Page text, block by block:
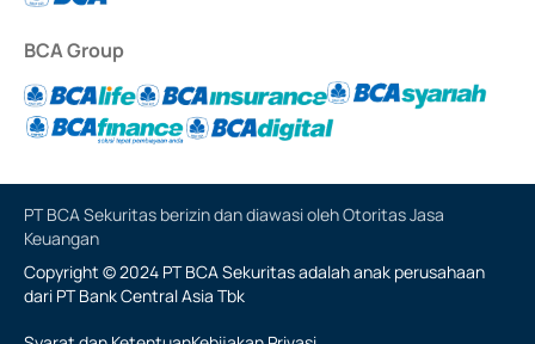
BCA Group
PT BCA Sekuritas berizin dan diawasi oleh Otoritas Jasa
Keuangan
Copyright © 2024 PT BCA Sekuritas adalah anak perusahaan
dari PT Bank Central Asia Tbk